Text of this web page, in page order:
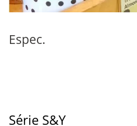
Espec.
Série S&Y